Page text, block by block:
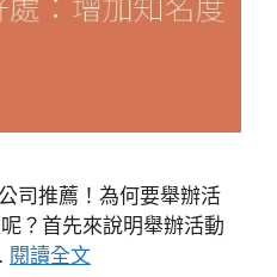
司推薦！為何要舉辦活
？首先來說明舉辦活動
閱讀全文